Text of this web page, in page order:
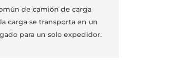
de camión de carga
carga se transporta en un
para un solo expedidor.